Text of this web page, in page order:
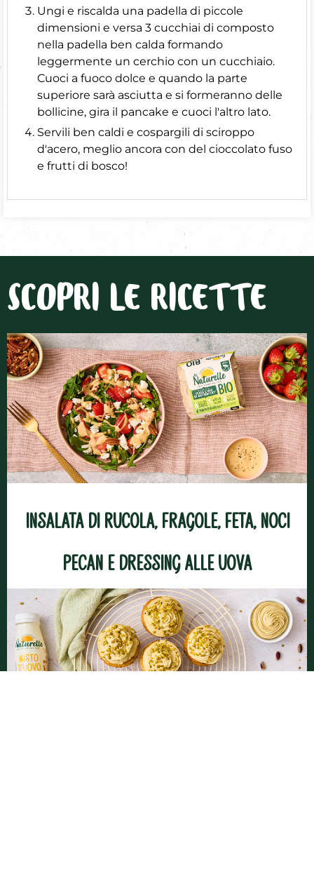
Ungi e riscalda una padella di piccole
dimensioni e versa 3 cucchiai di composto
nella padella ben calda formando
leggermente un cerchio con un cucchiaio.
Cuoci a fuoco dolce e quando la parte
superiore sarà asciutta e si formeranno delle
bollicine, gira il pancake e cuoci l'altro lato.
Servili ben caldi e cospargili di sciroppo
d'acero, meglio ancora con del cioccolato fuso
e frutti di bosco!
SCOPRI LE RICETTE
Insalata di rucola, fragole, feta, noci
pecan e dressing alle uova